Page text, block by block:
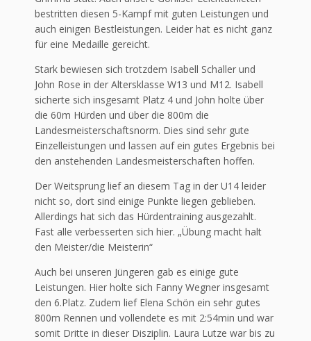
bestritten diesen 5-Kampf mit guten Leistungen und
auch einigen Bestleistungen. Leider hat es nicht ganz
für eine Medaille gereicht.
Stark bewiesen sich trotzdem Isabell Schaller und
John Rose in der Altersklasse W13 und M12. Isabell
sicherte sich insgesamt Platz 4 und John holte über
die 60m Hürden und über die 800m die
Landesmeisterschaftsnorm. Dies sind sehr gute
Einzelleistungen und lassen auf ein gutes Ergebnis bei
den anstehenden Landesmeisterschaften hoffen.
Der Weitsprung lief an diesem Tag in der U14 leider
nicht so, dort sind einige Punkte liegen geblieben.
Allerdings hat sich das Hürdentraining ausgezahlt.
Fast alle verbesserten sich hier. „Übung macht halt
den Meister/die Meisterin“
Auch bei unseren Jüngeren gab es einige gute
Leistungen. Hier holte sich Fanny Wegner insgesamt
den 6.Platz. Zudem lief Elena Schön ein sehr gutes
800m Rennen und vollendete es mit 2:54min und war
somit Dritte in dieser Disziplin. Laura Lutze war bis zu